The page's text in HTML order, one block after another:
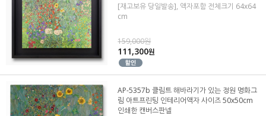
[재고보유 당일발송], 액자포함 전체크기 64x64
cm
159,000원
111,300원
AP-5357b 클림트 해바라기가 있는 정원 명화그
림 아트프린팅 인테리어액자 사이즈 50x50cm
인쇄한 캔버스판넬